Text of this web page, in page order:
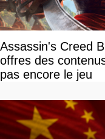
Assassin's Creed
offres des
pas encore le jeu